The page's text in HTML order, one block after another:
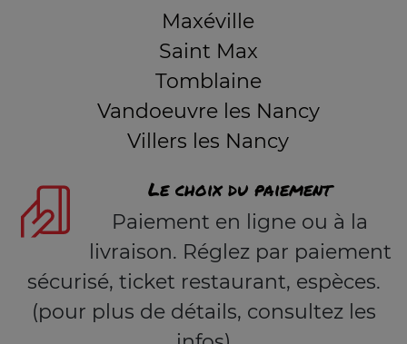
Maxéville
Saint Max
Tomblaine
Vandoeuvre les Nancy
Villers les Nancy
Le choix du paiement
Paiement en ligne ou à la
livraison. Réglez par paiement
sécurisé, ticket restaurant, espèces.
(pour plus de détails, consultez les